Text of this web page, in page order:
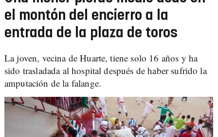
el montón del encierro a la
entrada de la plaza de toros
La joven, vecina de Huarte, tiene solo 16 años y ha
sido trasladada al hospital después de haber sufrido la
amputación de la falange.